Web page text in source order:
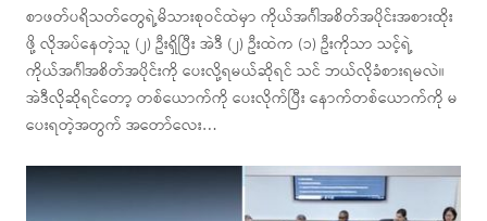
စာဖတ်ပရိသတ်တွေရဲ့မိသားစုဝင်ထဲမှာ ကိုယ်အင်္ဂါအစိတ်အပိုင်းအစားထိုး
ဖို့ လိုအပ်နေတဲ့သူ (၂) ဦးရှိပြီး အဲဒီ (၂) ဦးထဲက (၁) ဦးကိုသာ သင့်ရဲ့
ကိုယ်အင်္ဂါအစိတ်အပိုင်းကို ပေးလို့ရမယ်ဆိုရင် သင် ဘယ်လိုခံစားရမလဲ။
အဲဒီလိုဆိုရင်တော့ တစ်ယောက်ကို ပေးလိုက်ပြီး နောက်တစ်ယောက်ကို မ
ပေးရတဲ့အတွက် အတော်လေး…